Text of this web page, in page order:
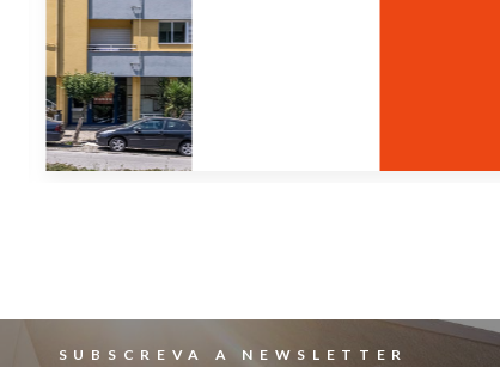
SUBSCREVA A NEWSLETTER